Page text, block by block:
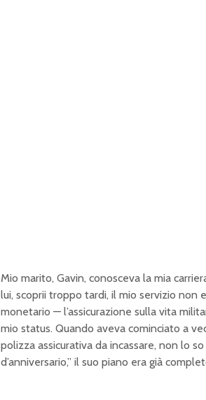
Mio marito, Gavin, conosceva la mia
lui, scoprii troppo tardi, il mio servizio non
monetario — l’assicurazione sulla vita
mio status. Quando aveva cominciato a
polizza assicurativa da incassare, non lo
d’anniversario,” il suo piano era già